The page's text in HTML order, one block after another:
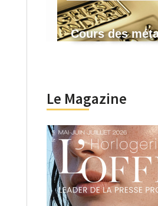
Cours des
Le Magazine